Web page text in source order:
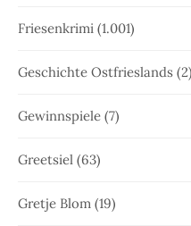
Friesenkrimi (1.001)
Geschichte Ostfrieslands (2)
Gewinnspiele (7)
Greetsiel (63)
Gretje Blom (19)